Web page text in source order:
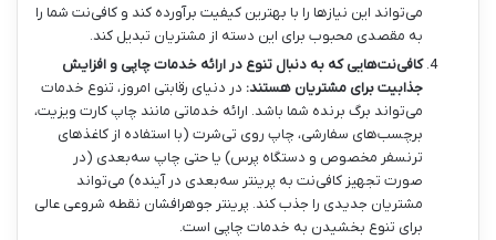
می‌تواند این نیازها را با بهترین کیفیت برآورده کند و کافی‌نت شما را
به مقصدی محبوب برای این دسته از مشتریان تبدیل کند.
کافی‌نت‌هایی که به دنبال تنوع در ارائه خدمات چاپی و افزایش
جذابیت برای مشتریان هستند: در دنیای رقابتی امروز، تنوع خدمات
می‌تواند برگ برنده شما باشد. ارائه خدماتی مانند چاپ کارت ویزیت،
برچسب‌های سفارشی، چاپ روی تی‌شرت (با استفاده از کاغذهای
ترنسفر مخصوص و دستگاه پرس) یا حتی چاپ سه‌بعدی (در
صورت تجهیز کافی‌نت به پرینتر سه‌بعدی در آینده) می‌تواند
مشتریان جدیدی را جذب کند. پرینتر جوهرافشان نقطه شروعی عالی
برای تنوع بخشیدن به خدمات چاپی است.